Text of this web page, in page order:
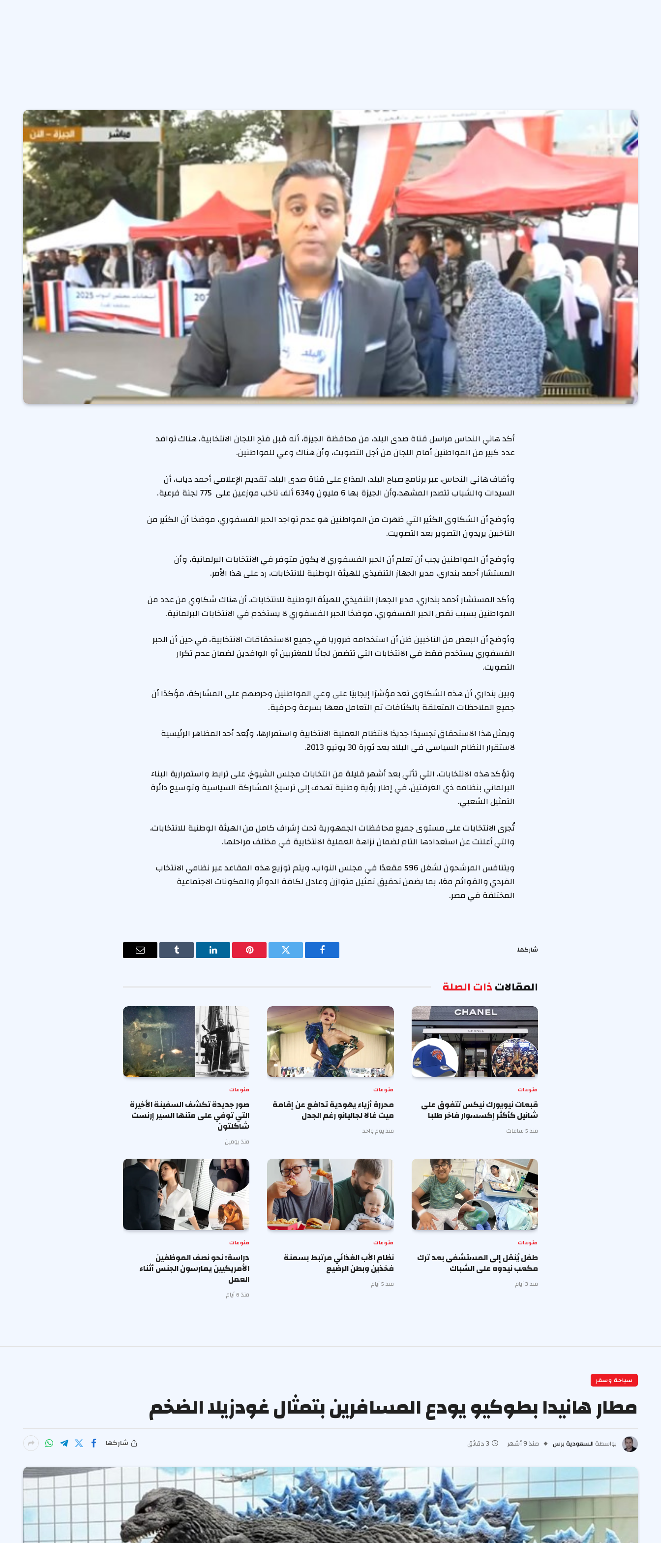
أكد هاني النحاس مراسل قناة صدى البلد، من محافظة الجيزة، أنه قبل فتح اللجان الانتخابية، هناك توافد
عدد كبير من المواطنين أمام اللجان من أجل التصويت، وأن هناك وعي للمواطنين.
وأضاف هاني النحاس، عبر برنامج صباح البلد، المذاع على قناة صدى البلد، تقديم الإعلامي أحمد دياب، أن
السيدات والشباب تتصدر المشهد،وأن الجيزة بها 6 مليون و634 ألف ناخب موزعين على 775 لجنة فرعية.
وأوضح أن الشكاوى الكثير التي ظهرت من المواطنين هو عدم تواجد الحبر الفسفوري، موضحًا أن الكثير من
الناخبين يريدون التصوير بعد التصويت.
وأوضح أن المواطنين يجب أن تعلم أن الحبر الفسفوري لا يكون متوفر في الانتخابات البرلمانية، وأن
المستشار أحمد بنداري، مدير الجهاز التنفيذي للهيئة الوطنية للانتخابات، رد على هذا الأمر.
وأكد المستشار أحمد بنداري، مدير الجهاز التنفيذي للهيئة الوطنية للانتخابات، أن هناك شكاوي من عدد من
المواطنين بسبب نقص الحبر الفسفوري، موضحًا الحبر الفسفوري لا يستخدم في الانتخابات البرلمانية.
وأوضح أن البعض من الناخبين ظن أن استخدامه ضروريا في جميع الاستحقاقات الانتخابية، في حين أن الحبر
الفسفوري يستخدم فقط في الانتخابات التي تتضمن لجانًا للمغتربين أو الوافدين لضمان عدم تكرار
التصويت.
وبين بنداري أن هذه الشكاوى تعد مؤشرًا إيجابيًا على وعي المواطنين وحرصهم على المشاركة، مؤكدًا أن
جميع الملاحظات المتعلقة بالكثافات تم التعامل معها بسرعة وحرفية.
ويمثل هذا الاستحقاق تجسيدًا جديدًا لانتظام العملية الانتخابية واستمرارها، ويُعد أحد المظاهر الرئيسية
لاستقرار النظام السياسي في البلاد بعد ثورة 30 يونيو 2013.
وتؤكد هذه الانتخابات، التي تأتي بعد أشهر قليلة من انتخابات مجلس الشيوخ، على ترابط واستمرارية البناء
البرلماني بنظامه ذي الغرفتين، في إطار رؤية وطنية تهدف إلى ترسيخ المشاركة السياسية وتوسيع دائرة
التمثيل الشعبي.
تُجرى الانتخابات على مستوى جميع محافظات الجمهورية تحت إشراف كامل من الهيئة الوطنية للانتخابات،
والتي أعلنت عن استعدادها التام لضمان نزاهة العملية الانتخابية في مختلف مراحلها.
ويتنافس المرشحون لشغل 596 مقعدًا في مجلس النواب، ويتم توزيع هذه المقاعد عبر نظامي الانتخاب
الفردي والقوائم معًا، بما يضمن تحقيق تمثيل متوازن وعادل لكافة الدوائر والمكونات الاجتماعية
المختلفة في مصر.
شاركها.
فيسبوك تويتر بينتيريستلينكدإن Tumblr
البريد
المقالاتذات الصلة
منوعات
قبعات نيويورك نيكس تتفوق على
شانيل كأكثر إكسسوار فاخر طلبا
منذ 5 ساعات
منوعات
محررة أزياء يهودية تدافع عن إقامة
ميت غالا لجاليانو رغم الجدل
منذ يوم واحد
منوعات
صور جديدة تكشف السفينة الأخيرة
التي توفي على متنها السير إرنست
شاكلتون
منذ يومين
منوعات
طفل يُنقل إلى المستشفى بعد ترك
مكعب نيدوه على الشباك
منذ 3 أيام
منوعات
نظام الأب الغذائي مرتبط بسمنة
فخذين وبطن الرضيع
منذ 5 أيام
منوعات
دراسة: نحو نصف الموظفين
الأمريكيين يمارسون الجنس أثناء
العمل
منذ 6 أيام
سياحة وسفر
مطار هانيدا بطوكيو يودع المسافرين بتمثال غودزيلا الضخم
بواسطة السعودية برس منذ 9 أشهر 3 دقائق شاركها